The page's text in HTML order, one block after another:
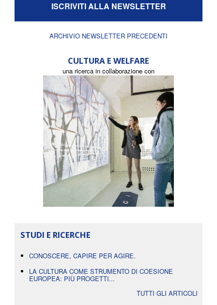
ISCRIVITI ALLA NEWSLETTER
ARCHIVIO NEWSLETTER PRECEDENTI
CULTURA E WELFARE
una ricerca in collaborazione con
STUDI E RICERCHE
CONOSCERE, CAPIRE PER AGIRE.
LA CULTURA COME STRUMENTO DI COESIONE
EUROPEA: PIÙ PROGETTI...
TUTTI GLI ARTICOLI